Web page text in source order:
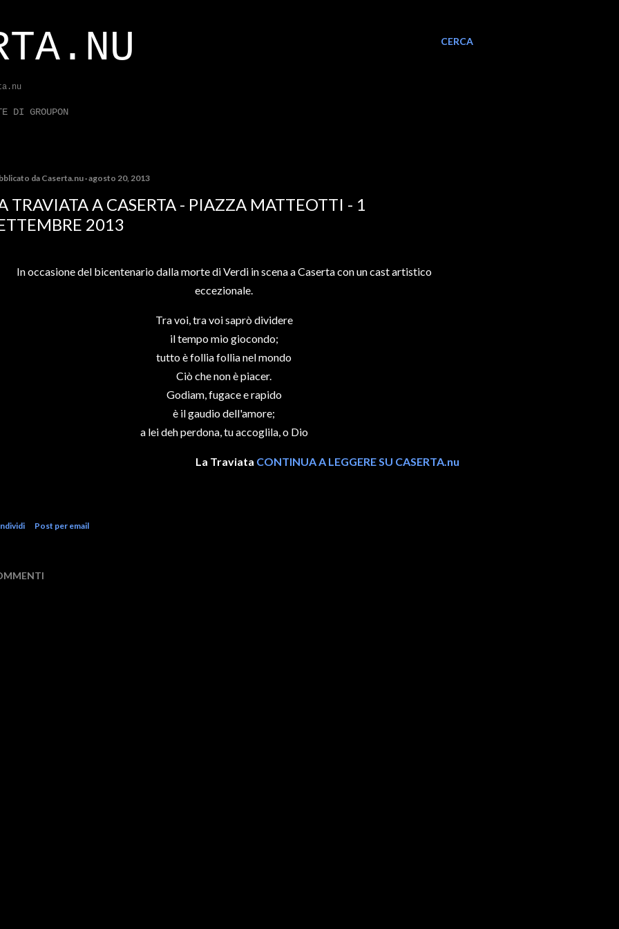
CERCA
DI GROUPON
da Caserta.nu agosto 20, 2013
TRAVIATA A CASERTA - PIAZZA MATTEOTTI - 1
2013
In occasione del bicentenario dalla morte di Verdi in scena a Caserta con un cast artistico
eccezionale.
Tra voi, tra voi saprò dividere
il tempo mio giocondo;
tutto è follia follia nel mondo
Ciò che non è piacer.
Godiam, fugace e rapido
è il gaudio dell'amore;
a lei deh perdona, tu accoglila, o Dio
La Traviata CONTINUA A LEGGERE SU CASERTA.nu
Post per email